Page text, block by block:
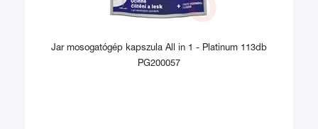
Jar mosogatógép kapszula All in 1 - Platinum 113db
PG200057